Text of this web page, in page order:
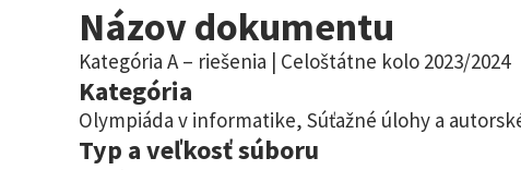
Názov dokumentu
Kategória A – riešenia | Celoštátne kolo 2023/2024
Kategória
Olympiáda v informatike, Súťažné úlohy a
Typ a veľkosť súboru